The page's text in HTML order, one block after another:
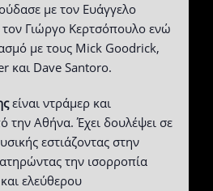
με τον Ευάγγελο
Γιώργο Κερτσόπουλο ενώ
με τους Mick Goodrick,
και Dave Santoro.
είναι ντράμερ και
την Αθήνα. Έχει δουλέψει σε
εστιάζοντας στην
την ισορροπία
ελεύθερου